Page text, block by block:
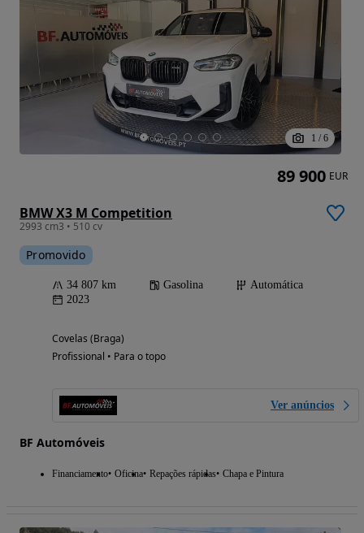
1 / 6
BMW X3 M Competition
2993 cm3 • 510 cv
Promovido
34 807 km Gasolina
Automática
2023
Covelas (Braga)
Profissional • Para o topo
Ver anúncios
BF Automóveis
Financiamento Oficina Repações rápidas Chapa e Pintura
89 900 EUR